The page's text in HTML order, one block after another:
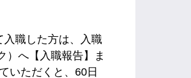
入職した方は、入職
）へ【入職報告】ま
いただくと、60日